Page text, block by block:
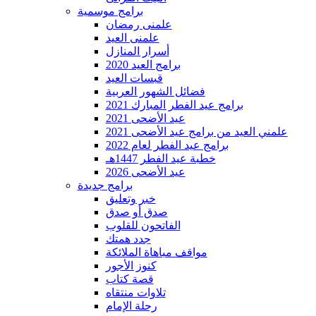
برامج موسمية
علمنى رمضان
علمنى العيد
أسرار المنازل
برامج العيد 2020
قبسات العيد
فضائل الشهور العربية
برامج عيد الفطر المبارك 2021
عيد الأضحى 2021
علمني العيد من برامج عيد الأضحى 2021
برامج عيد الفطر لعام 2022
خطبة عيد الفطر 1447هـ
عيد الأضحى 2026
برامج جديدة
خبر وتعليق
صدق أو صدق
الفاتحون للقلوب
جدد همتك
مواقف مباهاة الملائكة
كنوز الأجور
قصة كتاب
تلاوات منتقاه
رحلة الإمام